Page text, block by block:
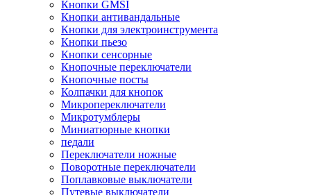
Кнопки GMSI
Кнопки антивандальные
Кнопки для электроинструмента
Кнопки пьезо
Кнопки сенсорные
Кнопочные переключатели
Кнопочные посты
Колпачки для кнопок
Микропереключатели
Микротумблеры
Миниатюрные кнопки
педали
Переключатели ножные
Поворотные переключатели
Поплавковые выключатели
Путевые выключатели